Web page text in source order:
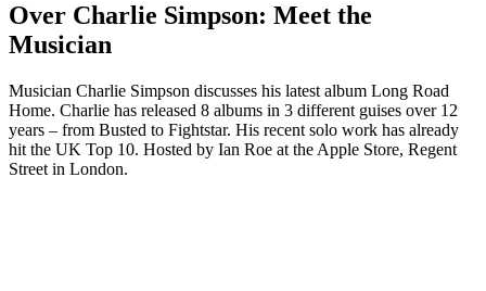
Over Charlie Simpson: Meet the
Musician
Musician Charlie Simpson discusses his latest album Long Road
Home. Charlie has released 8 albums in 3 different guises over 12
years – from Busted to Fightstar. His recent solo work has already
hit the UK Top 10. Hosted by Ian Roe at the Apple Store, Regent
Street in London.